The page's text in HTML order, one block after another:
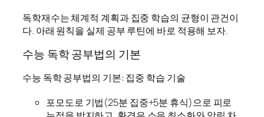
독학재수는 체계적 계획과 집중 학습의 균형이 관건이
다. 아래 원칙을 실제 공부 루틴에 바로 적용해 보자.
수능 독학 공부법의 기본
수능 독학 공부법의 기본: 집중 학습 기술
포모도로 기법(25분 집중+5분 휴식)으로 피로